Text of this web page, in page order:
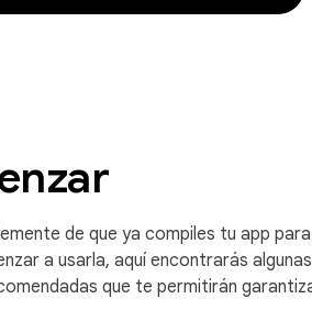
de que ya compiles tu app
a usarla, aquí encontrarás
que te permitirán